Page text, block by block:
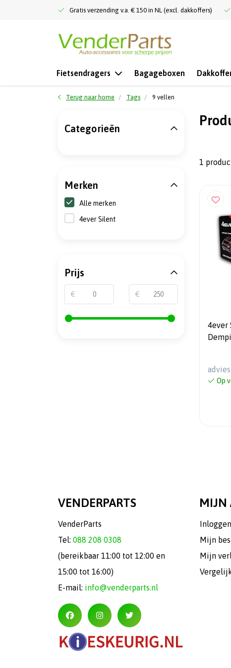
Gratis verzending v.a. € 150 in NL (excl. dakkoffers)
Fietsendragers Bagageboxen
Terug naar home Tags 9 vellen
1
4ever
Op
Categorieën
Merken
Alle merken
4ever Silent
Prijs
€ €
VENDERPARTS
VenderParts
Tel: 088 208 0308
(bereikbaar 11:00 tot 12:00 en
15:00 tot 16:00)
E-mail: info@venderparts.nl
MIJN
Inloggen
Mijn
Mijn